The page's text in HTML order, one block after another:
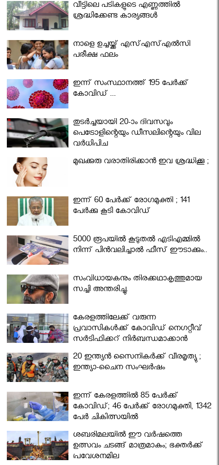
വീട്ടിലെ പടികളുടെ എണ്ണത്തിൽ
ശ്രദ്ധിക്കേണ്ട കാര്യങ്ങൾ
നാളെ ഉച്ചയ്ക്ക് എസ്എസ്എല്‍സി
പരീക്ഷ ഫലം
ഇന്ന് സംസ്ഥാനത്ത് 195 പേര്‍ക്ക്
കോവിഡ് ...
തുടർച്ചയായി 20-ാം ദിവസവും
പെട്രോളിന്റെയും ഡീസലിന്റെയും വില
വര്‍ധിപ്പിച്ചു
മുഖക്കുരു വരാതിരിക്കാന്‍ ഇവ ശ്രദ്ധിക്കൂ ;
ഇന്ന് 60 പേർക്ക് രോഗമുക്തി ; 141
പേര്‍ക്കു കൂടി കോവിഡ്
5000 രൂപയിൽ കൂടുതൽ എടിഎമ്മിൽ
നിന്ന് പിൻവലിച്ചാൽ ഫീസ് ഈടാക്കും..
സംവിധായകനും തിരക്കഥാകൃത്തുമായ
സച്ചി അന്തരിച്ചു.
കേരളത്തിലേക്ക് വരുന്ന
പ്രവാസികള്‍ക്ക് കോവിഡ് നെഗറ്റീവ്
സര്‍ട്ടിഫിക്കറ്റ് നിർബന്ധമാക്കാൻ
മന്ത്രിസഭ
20 ഇന്ത്യൻ സൈനികർക്ക് വീരമൃത്യു ;
ഇന്ത്യാ-ചൈന സംഘർഷം
ഇന്ന് കേരളത്തിൽ 85 പേർക്ക്
കോവിഡ്; 46 പേർക്ക് രോഗമുക്തി, 1342
പേർ ചികിത്സയിൽ
ശബരിമലയില്‍ ഈ വർഷത്തെ
ഉത്സവം ചടങ്ങ് മാത്രമാകും; ഭക്തർക്ക്
പ്രവേശനമില്ല